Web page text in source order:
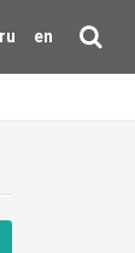
ru en